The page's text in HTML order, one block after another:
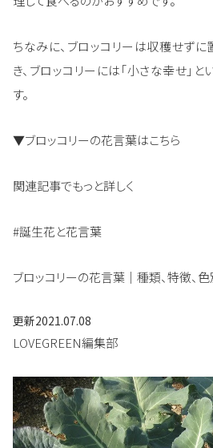
ちなみに、ブロッコリーは収穫せず
き、ブロッコリーには「小さな幸せ」
す。
▼ブロッコリーの花言葉はこちら
関連記事でもっと詳しく
#誕生花と花言葉
ブロッコリーの花言葉｜種類、特徴、
更新2021.07.08
LOVEGREEN編集部